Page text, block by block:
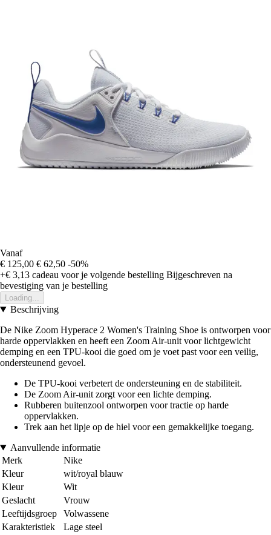
Vanaf
€ 125,00 € 62,50 -50%
+€ 3,13 cadeau voor je volgende bestelling Bijgeschreven na
bevestiging van je bestelling
Loading...
Beschrijving
De Nike Zoom Hyperace 2 Women's Training Shoe is ontworpen voor
harde oppervlakken en heeft een Zoom Air-unit voor lichtgewicht
demping en een TPU-kooi die goed om je voet past voor een veilig,
ondersteunend gevoel.
De TPU-kooi verbetert de ondersteuning en de stabiliteit.
De Zoom Air-unit zorgt voor een lichte demping.
Rubberen buitenzool ontworpen voor tractie op harde
oppervlakken.
Trek aan het lipje op de hiel voor een gemakkelijke toegang.
Aanvullende informatie
Merk
Nike
Kleur
wit/royal blauw
Kleur
Wit
Geslacht
Vrouw
Leeftijdsgroep
Volwassene
Karakteristiek
Lage steel